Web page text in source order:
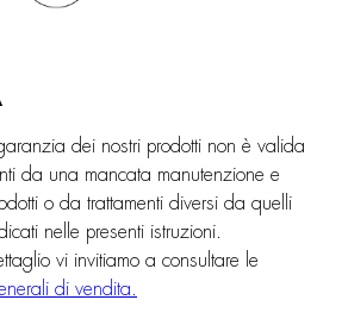
dei nostri prodotti non è valida
da una mancata manutenzione e
o da trattamenti diversi da quelli
nelle presenti istruzioni.
vi invitiamo a consultare le
di vendita.